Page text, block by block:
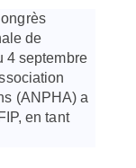
de
4 septembre
(ANPHA) a
en tant